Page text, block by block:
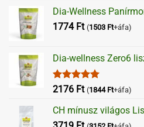
Dia-Wellness
1774 Ft (1503 Ft+áfa)
Dia-wellness Zero6
Értékelés:
2176 Ft (1844 Ft+áfa)
CH mínusz világos